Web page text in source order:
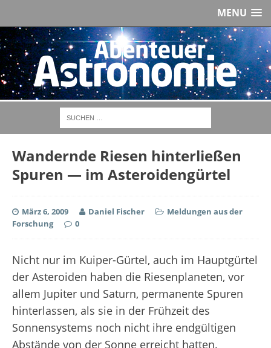
MENU
Wandernde Riesen hinterließen
Spuren — im Asteroidengürtel
März 6, 2009 Daniel Fischer
Meldungen aus der
Forschung
0
Nicht nur im Kuiper-Gürtel, auch im Hauptgürtel
der Asteroiden haben die Riesenplaneten, vor
allem Jupiter und Saturn, permanente Spuren
hinterlassen, als sie in der Frühzeit des
Sonnensystems noch nicht ihre endgültigen
Abstände von der Sonne erreicht hatten.